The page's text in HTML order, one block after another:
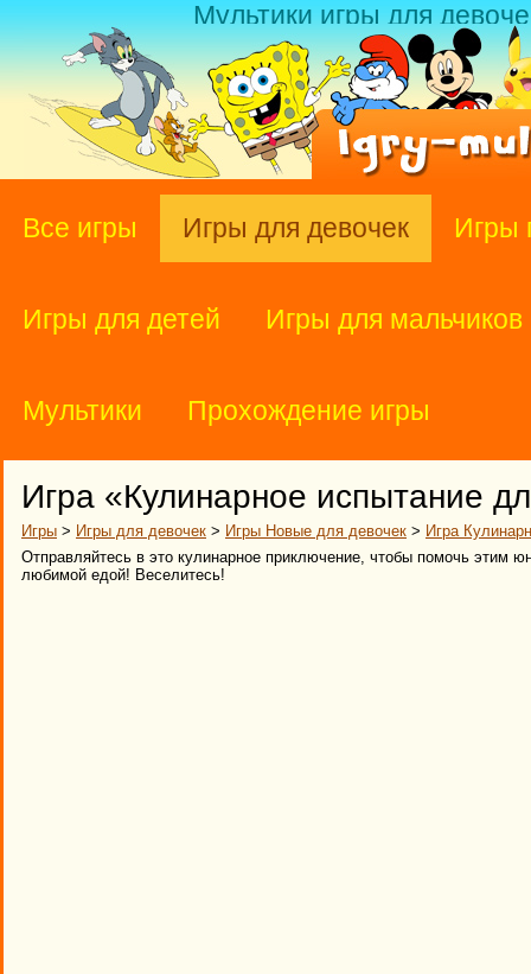
Мультики игры для
Все игры Игры для девочек Игры
Игры для детей Игры для мальчиков
Мультики Прохождение игры
Игра «Кулинарное испытание
Игры > Игры для девочек > Игры Новые для девочек > Игра
Отправляйтесь в это кулинарное приключение, чтобы помочь этим
любимой едой! Веселитесь!